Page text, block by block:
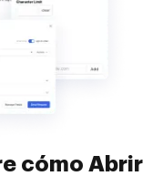
cómo Abrir